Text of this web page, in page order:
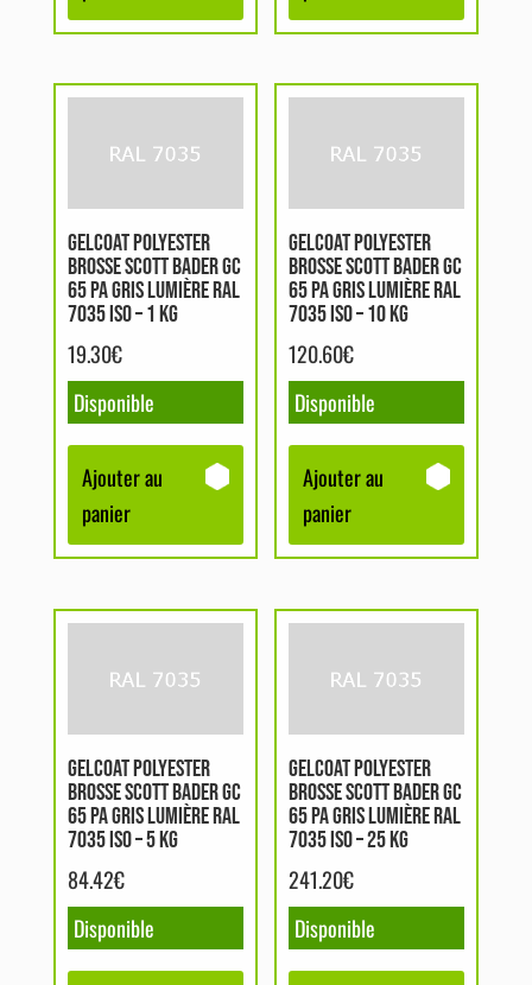
GELCOAT POLYESTER
BROSSE SCOTT BADER GC
65 PA GRIS LUMIÈRE RAL
7035 ISO – 1 KG
19.30€
Disponible
Ajouter au
panier
GELCOAT POLYESTER
BROSSE SCOTT BADER GC
65 PA GRIS LUMIÈRE RAL
7035 ISO – 10 KG
120.60€
Disponible
Ajouter au
panier
GELCOAT POLYESTER
BROSSE SCOTT BADER GC
65 PA GRIS LUMIÈRE RAL
7035 ISO – 5 KG
84.42€
Disponible
GELCOAT POLYESTER
BROSSE SCOTT BADER GC
65 PA GRIS LUMIÈRE RAL
7035 ISO – 25 KG
241.20€
Disponible